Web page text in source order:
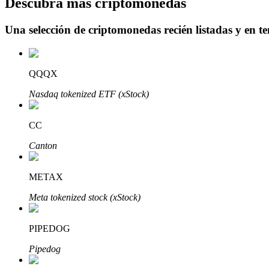
Inversiones exclusivas para titulares de BTR
Préstamos
Servicio de préstamos respaldado por criptomonedas
Descubra más criptomonedas
Una selección de criptomonedas recién listadas y en
QQQX
Nasdaq tokenized ETF (xStock)
CC
Canton
METAX
Meta tokenized stock (xStock)
PIPEDOG
Pipedog